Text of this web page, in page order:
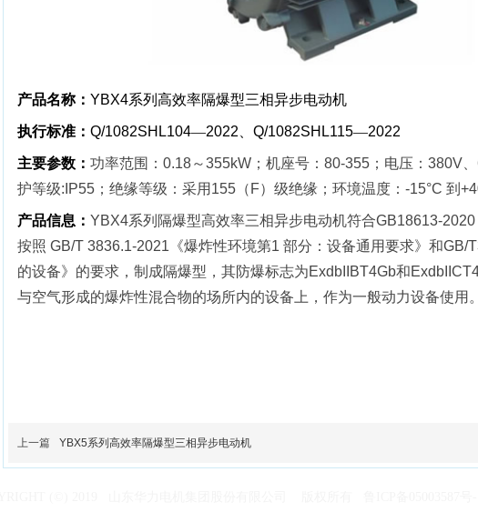
产品名称 ： YBX4系列高效率隔爆型三相异步电动机
执行标准 ： Q/1082SHL104—2022 Q/1082SHL115—2022
主要参数 ： 功率范围：0.18～355kW；机座号：80-355；电压：380V
护等级:IP55；绝缘等级：采用155（F）级绝缘；环境温度：-15°C 到
产品信息 ： YBX4系列隔爆型高效率三相异步电动机符合GB18613-2020
按照 GB/T 3836.1-2021 《爆炸性环境第1 部分：设备通用要求》和GB/
的设备》的要求，制成隔爆型，其防爆标志为ExdbIIBT4Gb和
与空气形成的爆炸性混合物的场所内的设备上，作为一般动力设备使用。
上一篇 YBX5系列高效率隔爆型三相异步电动机